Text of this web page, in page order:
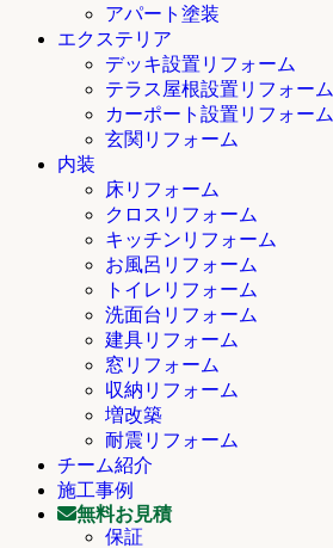
アパート塗装
エクステリア
デッキ設置リフォーム
テラス屋根設置リフォーム
カーポート設置リフォーム
玄関リフォーム
内装
床リフォーム
クロスリフォーム
キッチンリフォーム
お風呂リフォーム
トイレリフォーム
洗面台リフォーム
建具リフォーム
窓リフォーム
収納リフォーム
増改築
耐震リフォーム
チーム紹介
施工事例
無料お見積
保証